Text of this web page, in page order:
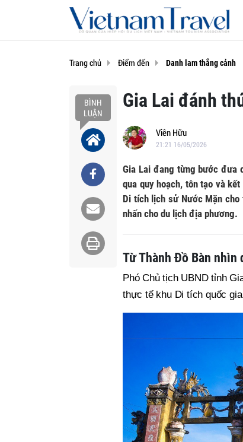
Trang chủ Điểm đến Danh lam thắng cảnh
BÌNH
LUẬN
Gia Lai đánh
Viên Hữu
21:21 16/05/2026
Gia Lai đang từng bước đưa
qua quy hoạch, tôn tạo và
Di tích lịch sử Nước Mặn
nhấn cho du lịch địa phương.
Từ Thành Đồ Bàn
Phó Chủ tịch UBND tỉnh
thực tế khu Di tích quốc